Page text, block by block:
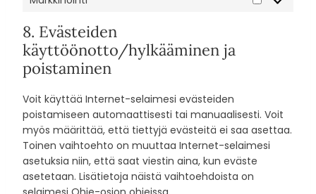
M
o
i
n
8. Evästeiden
käyttöönotto/hylkääminen ja
poistaminen
Voit käyttää Internet-selaimesi evästeiden
poistamiseen automaattisesti tai manuaalisesti. Voit
myös määrittää, että tiettyjä evästeitä ei saa asettaa.
Toinen vaihtoehto on muuttaa Internet-selaimesi
asetuksia niin, että saat viestin aina, kun eväste
asetetaan. Lisätietoja näistä vaihtoehdoista on